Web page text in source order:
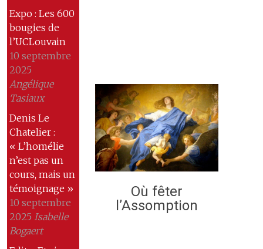
Expo : Les 600
bougies de
l’UCLouvain
10 septembre
2025
Angélique
Tasiaux
Denis Le
Chatelier :
« L’homélie
n’est pas un
cours, mais un
témoignage »
10 septembre
2025 Isabelle
Bogaert
Où fêter
l’Assomption